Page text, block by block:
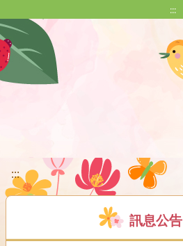
:::
:::
訊息公告